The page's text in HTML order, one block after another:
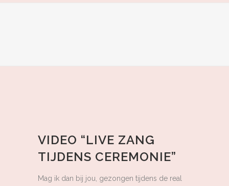
VIDEO “LIVE ZANG
TIJDENS CEREMONIE”
Mag ik dan bij jou, gezongen tijdens de real